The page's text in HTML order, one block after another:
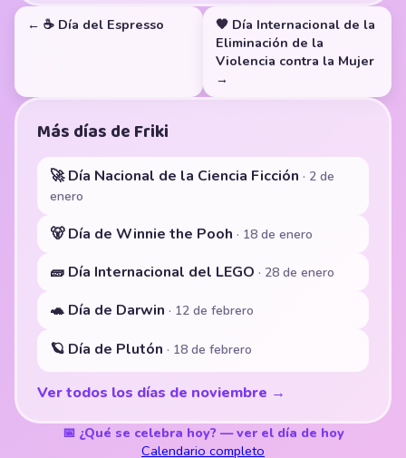
← ☕ Día del Espresso
🧡 Día Internacional de la
Eliminación de la
Violencia contra la Mujer
→
Más días de Friki
🚀 Día Nacional de la Ciencia Ficción · 2 de
enero
🐻 Día de Winnie the Pooh · 18 de enero
🧱 Día Internacional del LEGO · 28 de enero
🐢 Día de Darwin · 12 de febrero
🪐 Día de Plutón · 18 de febrero
Ver todos los días de noviembre →
📅 ¿Qué se celebra hoy? — ver el día de hoy
Calendario completo